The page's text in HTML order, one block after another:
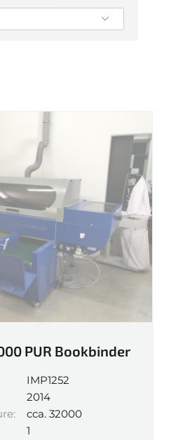
PUR Bookbinder
IMP1252
2014
cca. 32000
1